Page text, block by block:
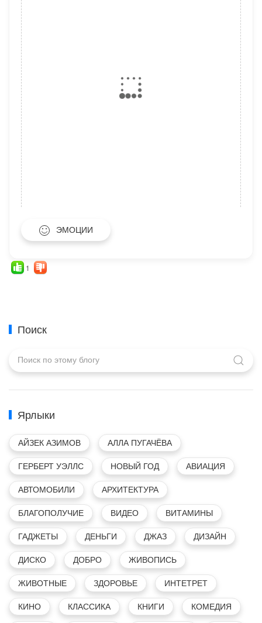
ЭМОЦИИ
1
Поиск
Ярлыки
АЙЗЕК АЗИМОВ
АЛЛА ПУГАЧЁВА
ГЕРБЕРТ УЭЛЛС
НОВЫЙ ГОД
АВИАЦИЯ
АВТОМОБИЛИ
АРХИТЕКТУРА
БЛАГОПОЛУЧИЕ
ВИДЕО
ВИТАМИНЫ
ГАДЖЕТЫ
ДЕНЬГИ ДЖАЗ
ДИЗАЙН
ДИСКО
ДОБРО
ЖИВОПИСЬ
ЖИВОТНЫЕ
ЗДОРОВЬЕ
ИНТЕТРЕТ
КИНО
КЛАССИКА КНИГИ
КОМЕДИЯ